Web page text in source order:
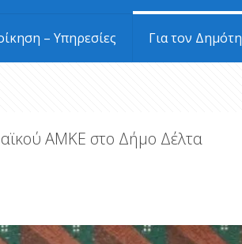
– Υπηρεσίες Για τον Δημότη
ΑΜΚΕ στο Δήμο Δέλτα